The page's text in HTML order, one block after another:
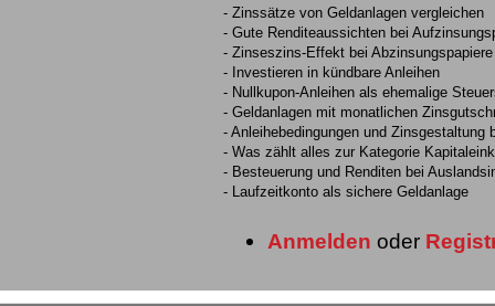
- Zinssätze von Geldanlagen vergleichen
- Gute Renditeaussichten bei
- Zinseszins-Effekt bei Abzinsungspapiere
- Investieren in kündbare Anleihen
- Nullkupon-Anleihen als ehemalige
- Geldanlagen mit monatlichen
- Anleihebedingungen und Zinsgestaltung
- Was zählt alles zur Kategorie
- Besteuerung und Renditen bei
- Laufzeitkonto als sichere Geldanlage
Anmelden oder